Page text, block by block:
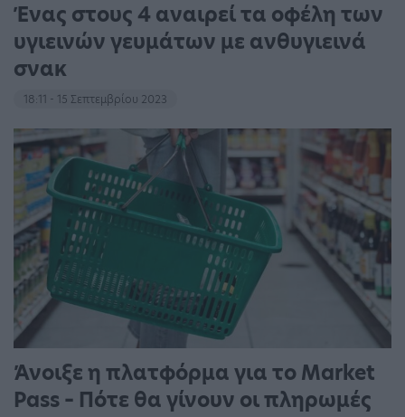
Ένας στους 4 αναιρεί τα οφέλη των
υγιεινών γευμάτων με ανθυγιεινά
σνακ
18:11 - 15 Σεπτεμβρίου 2023
Άνοιξε η πλατφόρμα για το Market
Pass – Πότε θα γίνουν οι πληρωμές